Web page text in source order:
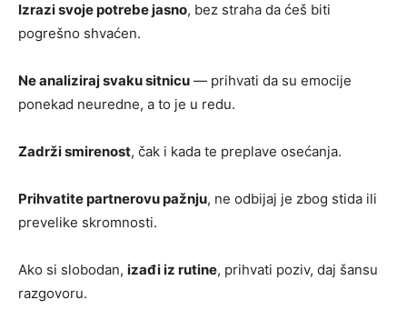
Izrazi svoje potrebe jasno, bez straha da ćeš biti
pogrešno shvaćen.
Ne analiziraj svaku sitnicu — prihvati da su emocije
ponekad neuredne, a to je u redu.
Zadrži smirenost, čak i kada te preplave osećanja.
Prihvatite partnerovu pažnju, ne odbijaj je zbog stida ili
prevelike skromnosti.
Ako si slobodan, izađi iz rutine, prihvati poziv, daj šansu
razgovoru.